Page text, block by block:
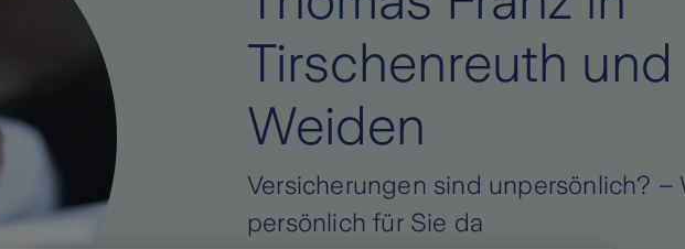
Tirschenreuth und
Weiden
Versicherungen sind unpersönlich? –
persönlich für Sie da